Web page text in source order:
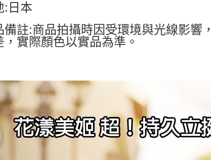
:日本
備註:商品拍攝時因受環境與光線影響
，實際顏色以實品為準。